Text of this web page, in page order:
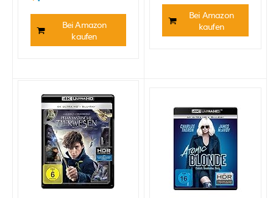
Bei Amazon
kaufen
Bei Amazon
kaufen